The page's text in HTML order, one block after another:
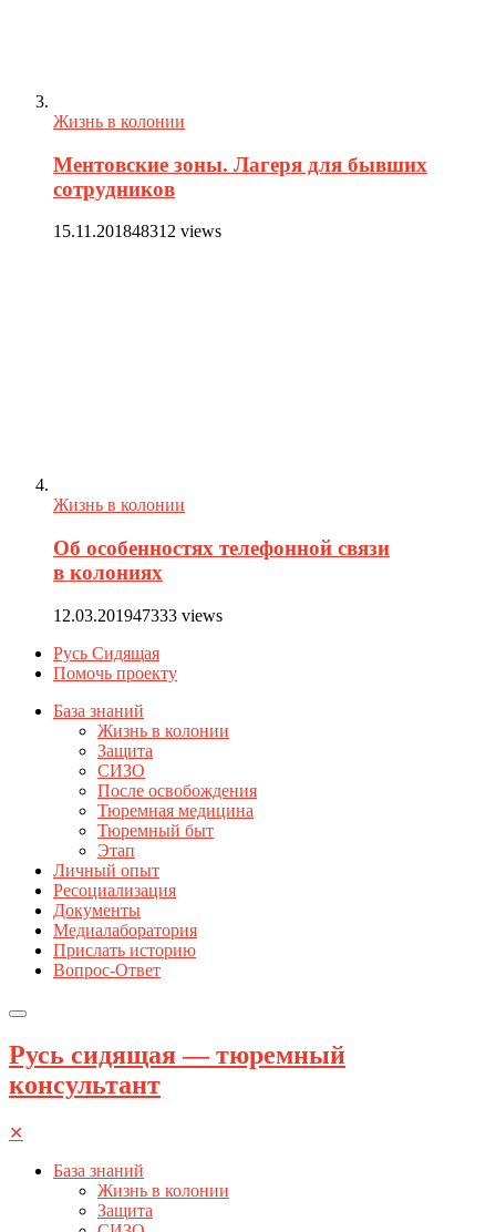
Жизнь в колонии
Ментовские зоны. Лагеря для бывших
сотрудников
15.11.201848312 views
Жизнь в колонии
Об особенностях телефонной связи
в колониях
12.03.201947333 views
Русь Сидящая
Помочь проекту
База знаний
Жизнь в колонии
Защита
СИЗО
После освобождения
Тюремная медицина
Тюремный быт
Этап
Личный опыт
Ресоциализация
Документы
Медиалаборатория
Прислать историю
Вопрос-Ответ
Русь сидящая — тюремный
консультант
✕
База знаний
Жизнь в колонии
Защита